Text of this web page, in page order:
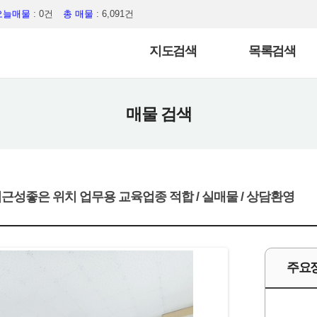
늘매물 : 0건 총 매물 : 6,091건
지도검색 목록검색
매물 검색
성좋은 위치 업무용 교육업종 적합 / 실매물 / 상담환영
주요